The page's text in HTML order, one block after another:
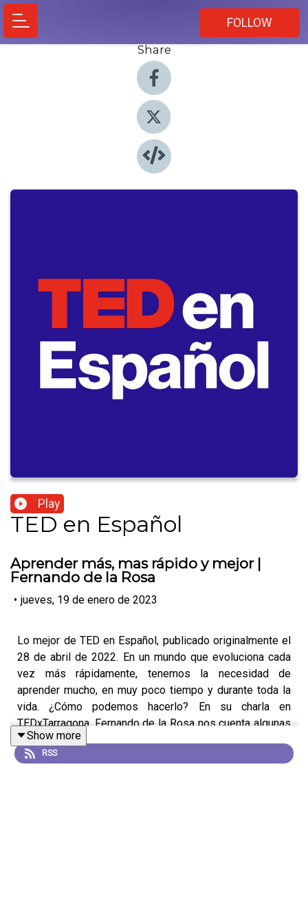
FOLLOW
Share
Play
TED en Español
Aprender más, mas rápido y mejor |
Fernando de la Rosa
• jueves, 19 de enero de 2023
Lo mejor de TED en Español, publicado originalmente el
28 de abril de 2022. En un mundo que evoluciona cada
vez más rápidamente, tenemos la necesidad de
aprender mucho, en muy poco tiempo y durante toda la
vida. ¿Cómo podemos hacerlo? En su charla en
TEDxTarragona, Fernando de la Rosa nos cuenta algunas
estrategias para aprender más y mejor. Para más ideas
de TED en Español, te esperamos en
Show more
RSS